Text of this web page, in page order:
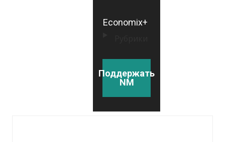
Economix+
Поддержать
NM